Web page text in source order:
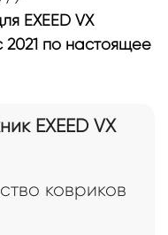
EXEED VX
2021 по настоящее
EXEED VX
ковриков